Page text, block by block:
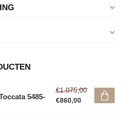
5485-
€1.075,00
€860,00